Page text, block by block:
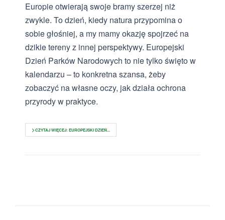
Europie otwierają swoje bramy szerzej niż
zwykle. To dzień, kiedy natura przypomina o
sobie głośniej, a my mamy okazję spojrzeć na
dzikie tereny z innej perspektywy. Europejski
Dzień Parków Narodowych to nie tylko święto w
kalendarzu – to konkretna szansa, żeby
zobaczyć na własne oczy, jak działa ochrona
przyrody w praktyce.
CZYTAJ WIĘCEJ: EUROPEJSKI DZIEŃ...